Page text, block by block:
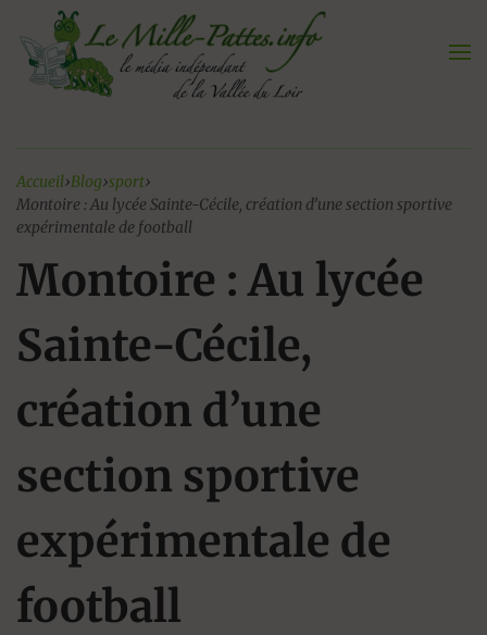
contenu
Accueil›Blog›sport›
Montoire : Au lycée Sainte-Cécile, création d’une section sportive
expérimentale de football
Montoire : Au lycée
Sainte-Cécile,
création d’une
section sportive
expérimentale de
football